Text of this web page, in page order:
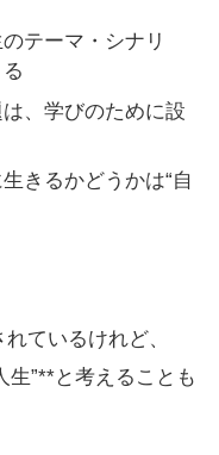
テーマ・シナリ
、学びのために設
きるかどうかは“自
ているけれど、
生”**と考えることも